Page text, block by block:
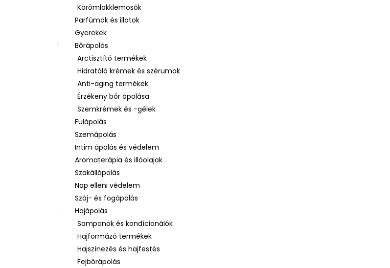
Körömlakklemosók
Parfümök és illatok
Gyerekek
Bőrápolás
Arctisztító termékek
Hidratáló krémek és szérumok
Anti-aging termékek
Érzékeny bőr ápolása
Szemkrémek és -gélek
Fülápolás
Szemápolás
Intim ápolás és védelem
Aromaterápia és illóolajok
Szakállápolás
Nap elleni védelem
Száj- és fogápolás
Hajápolás
Samponok és kondícionálók
Hajformázó termékek
Hajszínezés és hajfestés
Fejbőrápolás